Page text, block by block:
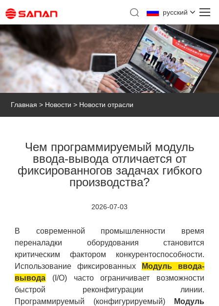
русский
Главная > Новости > Новости отрасли
Чем программируемый модуль
ввода-вывода отличается от
фиксированногов задачах гибкого
производства?
2026-07-03
В современной промышленности время
переналадки оборудования становится
критическим фактором конкурентоспособности.
Использование фиксированных
Модуль ввода-
вывода (I/O) часто ограничивает возможности
быстрой реконфигурации линии.
Программируемый (конфигурируемый)
Модуль